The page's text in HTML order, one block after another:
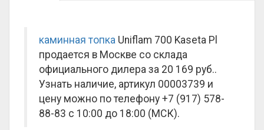
каминная топка Uniflam 700 Kaseta Pl
продается в Москве со склада
официального дилера за 20 169 руб..
Узнать наличие, артикул 00003739 и
цену можно по телефону +7 (917) 578-
88-83 с 10:00 до 18:00 (МСК).